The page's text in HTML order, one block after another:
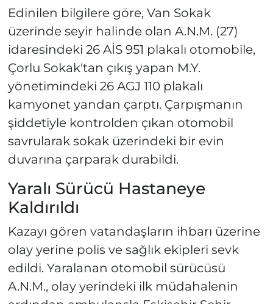
Edinilen bilgilere göre, Van Sokak
üzerinde seyir halinde olan A.N.M. (27)
idaresindeki 26 AİS 951 plakalı otomobile,
Çorlu Sokak'tan çıkış yapan M.Y.
yönetimindeki 26 AGJ 110 plakalı
kamyonet yandan çarptı. Çarpışmanın
şiddetiyle kontrolden çıkan otomobil
savrularak sokak üzerindeki bir evin
duvarına çarparak durabildi.
Yaralı Sürücü Hastaneye
Kaldırıldı
Kazayı gören vatandaşların ihbarı üzerine
olay yerine polis ve sağlık ekipleri sevk
edildi. Yaralanan otomobil sürücüsü
A.N.M., olay yerindeki ilk müdahalenin